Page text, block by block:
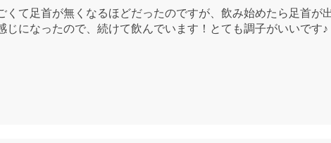
くて足首が無くなるほどだったのですが、飲み始めたら足首が
じになったので、続けて飲んでいます！とても調子がいいです♪